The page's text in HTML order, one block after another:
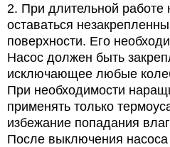
2. При длительной работе
оставаться
поверхности. Его
Насос должен быть
исключающее любые
При необходимости
применять только
избежание попадания
После выключения